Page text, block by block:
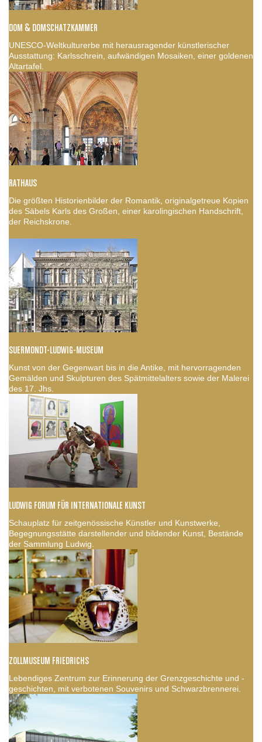
DOM & DOMSCHATZKAMMER
UNESCO-Weltkulturerbe mit herausragender künstlerischer
Ausstattung: Karlsschrein, aufwändigen Mosaiken, einer goldenen
Altartafel.
RATHAUS
Die größten Historienbilder der Romantik, originalgetreue Kopien
des Säbels Karls des Großen, einer karolingischen Handschrift,
der Reichskrone.
SUERMONDT-LUDWIG-MUSEUM
Kunst von der Gegenwart bis in die Antike, mit hervorragenden
Gemälden und Skulpturen des Spätmittelalters sowie der Malerei
des 17. Jhs.
LUDWIG FORUM FÜR INTERNATIONALE KUNST
Schauplatz für zeitgenössische Künstler und Kunstwerke,
Begegnungsstätte darstellender und bildender Kunst, Bestände
der Sammlung Ludwig.
ZOLLMUSEUM FRIEDRICHS
Lebendiges Zentrum zur Erinnerung der Grenzgeschichte und -
geschichten, mit verbotenen Souvenirs und Schwarzbrennerei.